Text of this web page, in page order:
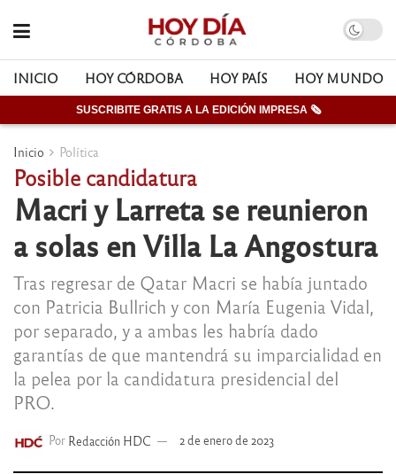
INICIO HOY CÓRDOBA HOY PAÍS HOY MUNDO
SUSCRIBITE GRATIS A LA EDICIÓN IMPRESA 🗞
Inicio Política
Posible candidatura
Macri y Larreta se reunieron
a solas en Villa La Angostura
Tras regresar de Qatar Macri se había juntado
con Patricia Bullrich y con María Eugenia Vidal,
por separado, y a ambas les habría dado
garantías de que mantendrá su imparcialidad en
la pelea por la candidatura presidencial del
PRO.
Por Redacción HDC 2 de enero de 2023